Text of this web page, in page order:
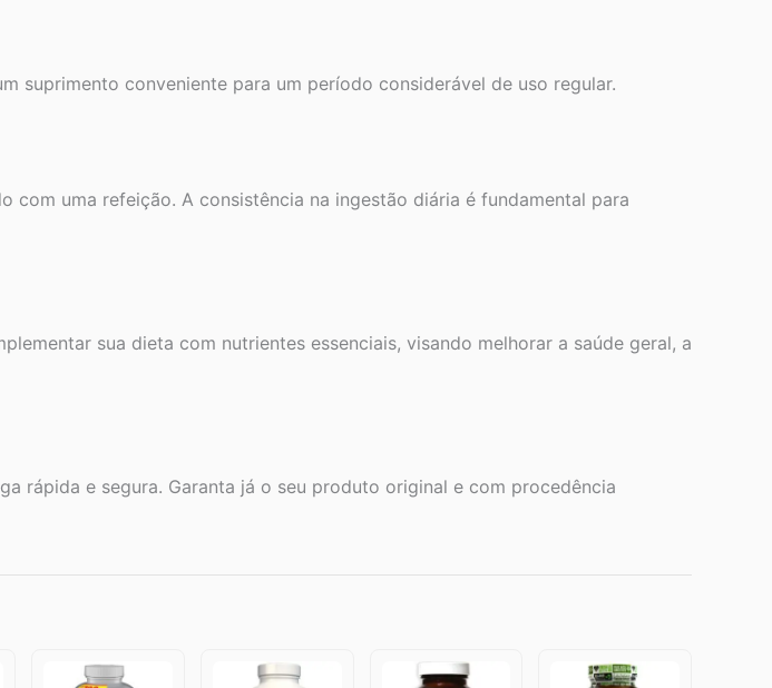
suprimento conveniente para um período considerável de uso regular.
com uma refeição. A consistência na ingestão diária é fundamental para
sua dieta com nutrientes essenciais, visando melhorar a saúde geral, a
rápida e segura. Garanta já o seu produto original e com procedência